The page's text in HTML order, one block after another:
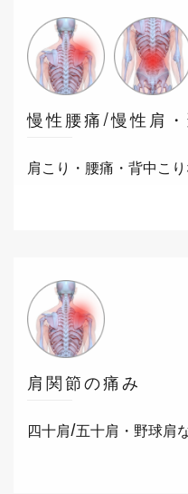
慢性腰痛/慢性肩
肩こり・腰痛・背中こ
肩関節の痛み
四十肩/五十肩・野球肩